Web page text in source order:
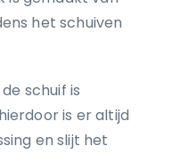
het schuiven
schuif is
is er altijd
en slijt het